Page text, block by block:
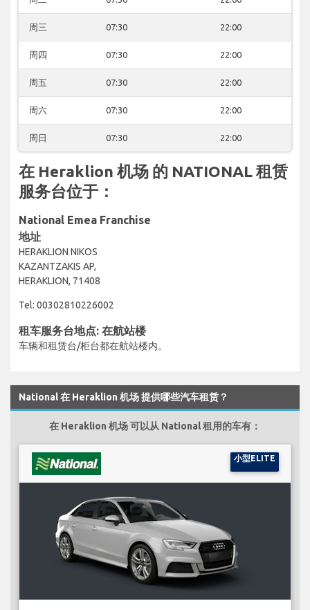
周三 07:30 22:00
周四 07:30 22:00
周五 07:30 22:00
周六 07:30 22:00
周日 07:30 22:00
在 Heraklion 机场 的 NATIONAL 租赁
服务台位于：
National Emea Franchise
地址
HERAKLION NIKOS
KAZANTZAKIS AP,
HERAKLION, 71408
Tel: 00302810226002
租车服务台地点: 在航站楼
车辆和租赁台/柜台都在航站楼内。
National 在 Heraklion 机场 提供哪些汽车租赁？
在 Heraklion 机场 可以从 National 租用的车有：
小型ELITE